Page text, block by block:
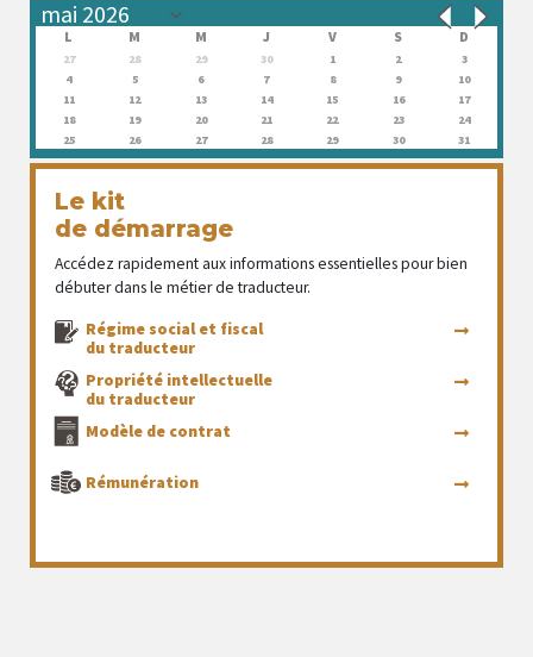
L M M J V S D
27 28 29 30 1 2
3
4
5 6 7 8 9
10
11
12 13 14 15 16
17
18
19 20 21 22 23
24
25
26 27 28 29 30 31
Le kit
de démarrage
Accédez rapidement aux informations essentielles pour bien
débuter dans le métier de traducteur.
Régime social et fiscal
du traducteur
Propriété intellectuelle
du traducteur
Modèle de contrat
Rémunération